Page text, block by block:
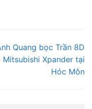
Quang bọc Trần 8D
Mitsubishi Xpander tại
Hóc Môn